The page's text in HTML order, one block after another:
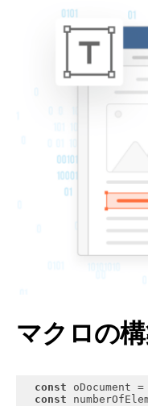
マクロの
const
const